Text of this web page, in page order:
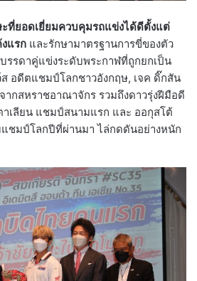
ะที่ยอดเยี่ยมควบคุมรถแข่งได้ดีตั้งแต่
แรก และรักษามาตรฐานการขี่ของตัว
รรดาคู่แข่งระดับพระกาฬที่ถูกยกเป็น
อดีตแชมป์โลกชาวอังกฤษ, เจค ดิ๊กสัน
กสหราชอาณาจักร รวมถึงดาวรุ่งฝีมือดี
าเลียน แชมป์สนามแรก และ ออกุสโต้
ชมป์โลกปีที่ผ่านมา ไล่กดดันอย่างหนัก